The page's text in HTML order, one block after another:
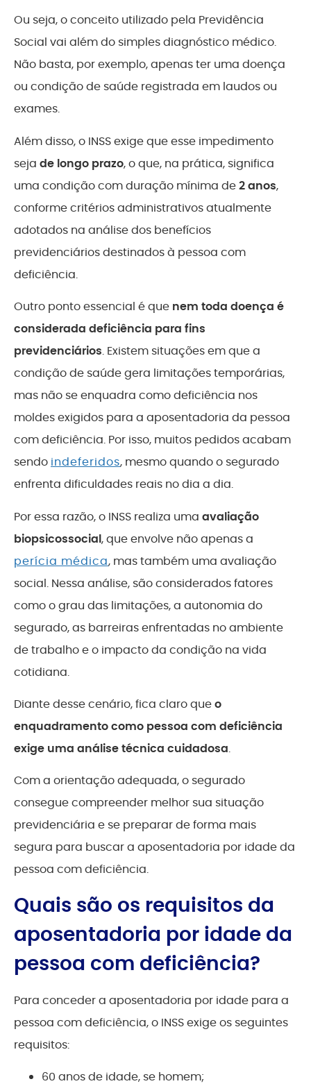
Ou seja, o conceito utilizado pela Previdência
Social vai além do simples diagnóstico médico.
Não basta, por exemplo, apenas ter uma doença
ou condição de saúde registrada em laudos ou
exames.
Além disso, o INSS exige que esse impedimento
seja de longo prazo, o que, na prática, significa
uma condição com duração mínima de2 anos,
conforme critérios administrativos atualmente
adotados na análise dos benefícios
previdenciários destinados à pessoa com
deficiência.
Outro ponto essencial é que nem toda doença é
considerada deficiência para fins
previdenciários. Existem situações em que a
condição de saúde gera limitações temporárias,
mas não se enquadra como deficiência nos
moldes exigidos para a aposentadoria da pessoa
com deficiência. Por isso, muitos pedidos acabam
sendo indeferidos, mesmo quando o segurado
enfrenta dificuldades reais no dia a dia.
Por essa razão, o INSS realiza uma avaliação
biopsicossocial, que envolve não apenas a
perícia médica, mas também uma avaliação
social. Nessa análise, são considerados fatores
como o grau das limitações, a autonomia do
segurado, as barreiras enfrentadas no ambiente
de trabalho e o impacto da condição na vida
cotidiana.
Diante desse cenário, fica claro queo
enquadramento como pessoa com deficiência
exige uma análise técnica cuidadosa.
Com a orientação adequada, o segurado
consegue compreender melhor sua situação
previdenciária e se preparar de forma mais
segura para buscar a aposentadoria por idade da
pessoa com deficiência.
Quais são os requisitos da
aposentadoria por idade da
pessoa com deficiência?
Para conceder a aposentadoria por idade para a
pessoa com deficiência, o INSS exige os seguintes
requisitos:
60 anos de idade, se homem;